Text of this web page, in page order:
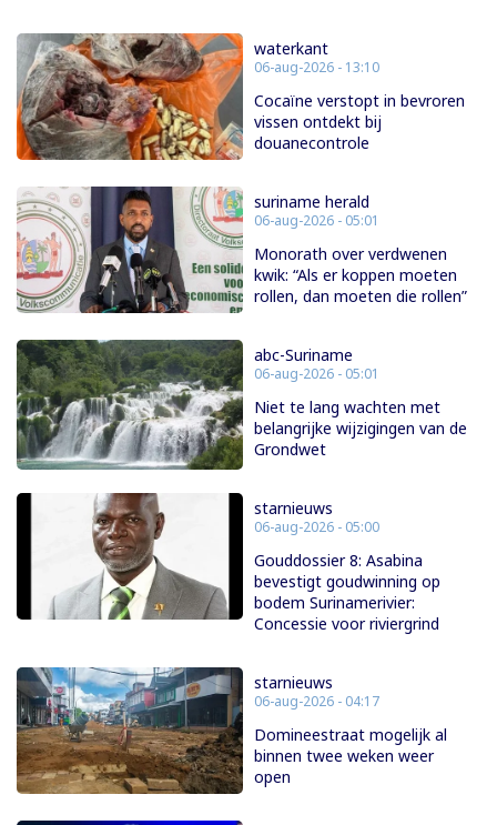
waterkant
06-aug-2026 - 13:10
Cocaïne verstopt in bevroren
vissen ontdekt bij
douanecontrole
suriname herald
06-aug-2026 - 05:01
Monorath over verdwenen
kwik: “Als er koppen moeten
rollen, dan moeten die rollen”
abc-Suriname
06-aug-2026 - 05:01
Niet te lang wachten met
belangrijke wijzigingen van de
Grondwet
starnieuws
06-aug-2026 - 05:00
Gouddossier 8: Asabina
bevestigt goudwinning op
bodem Surinamerivier:
Concessie voor riviergrind
starnieuws
06-aug-2026 - 04:17
Domineestraat mogelijk al
binnen twee weken weer
open